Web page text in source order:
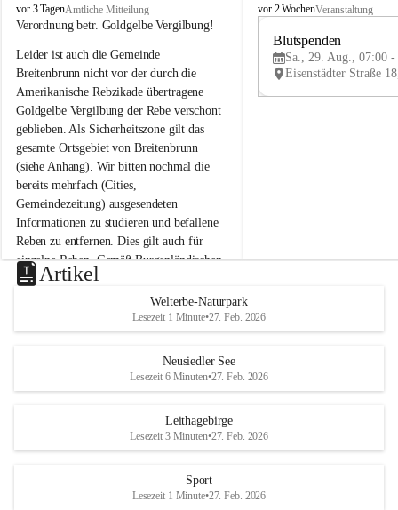
B
r
i
t
e
n
b
r
u
n
n
a
m
N
e
u
s
d
S
vor 3 TagenAmtliche Mitteilung
Verordnung betr. Goldgelbe Vergilbung!
Leider ist auch die Gemeinde
Breitenbrunn nicht vor der durch die
Amerikanische Rebzikade übertragene
Goldgelbe Vergilbung der Rebe verschont
geblieben. Als Sicherheitszone gilt das
gesamte Ortsgebiet von Breitenbrunn
(siehe Anhang). Wir bitten nochmal die
bereits mehrfach (Cities,
Gemeindezeitung) ausgesendeten
Informationen zu studieren und befallene
Reben zu entfernen. Dies gilt auch für
einzelne Reben. Gemäß Burgenländischen
Weinbaugesetz sind nicht gepflegte oder
unzulässige Weingärten zu roden! Bitte
helfen wir zusammen um unsere Winzer
vor den prognostizierten Ernteausfällen
und den daraus folgenden wirtschaftlichen
Maßnahmen zur Bekämpfung
Rebe und der Amerikanischen
B
e
u
e
d
r
S
vor 2 WochenVeranstaltung
Blutspenden
Sa., 29. Aug., 07:00 -
Artikel
Welterbe-Naturpark
Lesezeit 1 Minute•27. Feb. 2026
Neusiedler See
Lesezeit 6 Minuten•27. Feb. 2026
Leithagebirge
Lesezeit 3 Minuten•27. Feb. 2026
Sport
Lesezeit 1 Minute•27. Feb. 2026